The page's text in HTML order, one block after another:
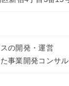
の開発・運営
事業開発コンサ